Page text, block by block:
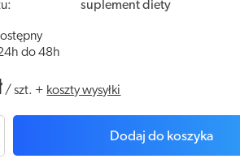
suplement diety
do 48h
/szt. + koszty wysyłki
Dodaj do koszyka